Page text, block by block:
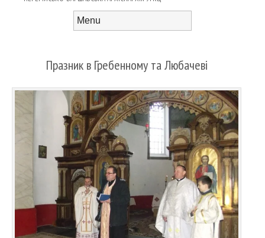
Празник в Гребенному та Любачеві